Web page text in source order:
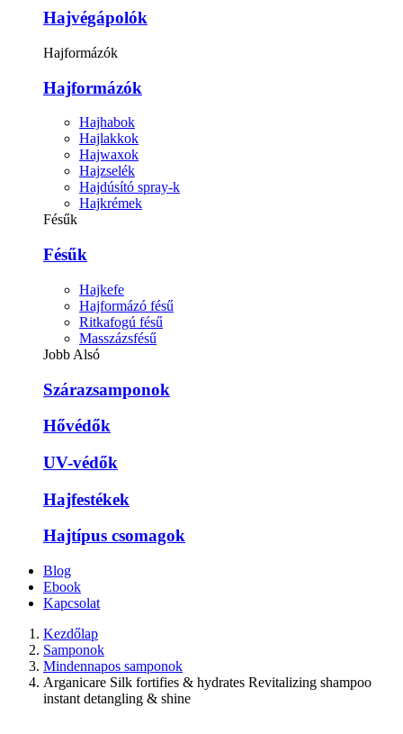
Hajvégápolók
Hajformázók
Hajformázók
Hajhabok
Hajlakkok
Hajwaxok
Hajzselék
Hajdúsító spray-k
Hajkrémek
Fésűk
Fésűk
Hajkefe
Hajformázó fésű
Ritkafogú fésű
Masszázsfésű
Jobb Alsó
Szárazsamponok
Hővédők
UV-védők
Hajfestékek
Hajtípus csomagok
Blog
Ebook
Kapcsolat
Kezdőlap
Samponok
Mindennapos samponok
Arganicare Silk fortifies & hydrates Revitalizing shampoo
instant detangling & shine